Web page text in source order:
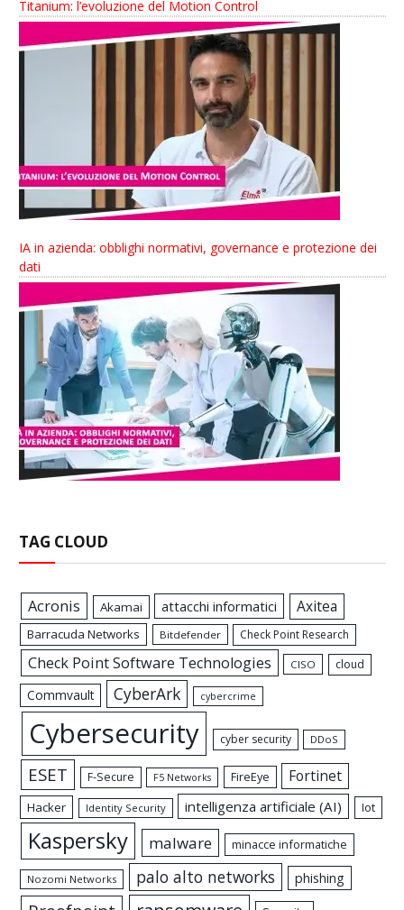
Titanium: l’evoluzione del Motion Control
IA in azienda: obblighi normativi, governance e protezione dei
dati
TAG CLOUD
Acronis Akamai attacchi informatici Axitea
Barracuda Networks Bitdefender Check Point Research
Check Point Software Technologies CISO cloud
Commvault CyberArk cybercrime
Cybersecurity cyber security DDoS
ESET F-Secure F5 Networks FireEye Fortinet
Hacker Identity Security intelligenza artificiale (AI) Iot
Kaspersky malware minacce informatiche
Nozomi Networks palo alto networks phishing